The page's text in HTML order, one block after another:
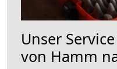
Unser
von Hamm